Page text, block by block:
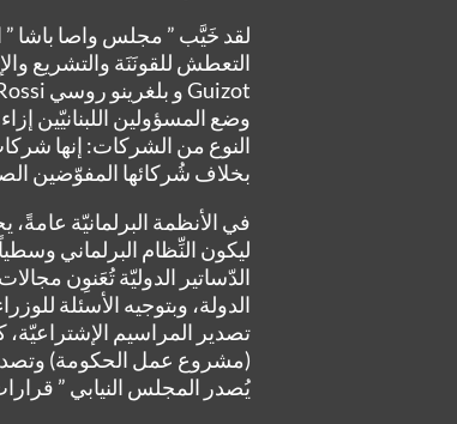
لقد خَيَّب ” مجلس واصا باشا ”
التعطش للقونَنَة والتشريع
وضع المسؤولين اللبنانيّين
النوع من الشركات: إنها
بخلاف شُركائها المفوّضين
في الأنظمة البرلمانيّة
ليكون النِّظام البرلماني
الدّساتير الدوليّة تُعَنوِن
الدولة، وبتوجيه الأسئلة
تصدير المراسيم الإشتراعيّة،
(مشروع عمل الحكومة) وتصديق
يُصدر المجلس النيابي ”